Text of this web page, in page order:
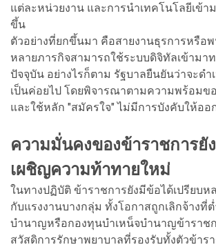
แต่ละหน่วยงาน และการนำเทคโนโลยีเข้า
ขึ้น
ตัวอย่างที่ยกขึ้นมา คือสายงานธุรการหรือ
หลายภารกิจสามารถใช้ระบบดิจิทัลเข้ามา
ปัจจุบัน อย่างไรก็ตาม รัฐบาลยืนยันว่าจะดำ
เป็นค่อยไป โดยพิจารณาตามความพร้อมข
และใช้หลัก "สมัครใจ" ไม่มีการบังคับให้ออ
ความมั่นคงของข้าราชการยั
เผชิญความท้าทายใหม่
ในทางปฏิบัติ ข้าราชการยังมีข้อได้เปรียบห
กับแรงงานบางกลุ่ม ทั้งโอกาสถูกเลิกจ้างที่
บำนาญหรือกองทุนบำเหน็จบำนาญข้าราช
สวัสดิการรักษาพยาบาลที่รองรับทั้งตัวข้าร